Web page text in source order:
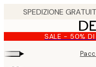
content.
SALE - 50% DI
▸